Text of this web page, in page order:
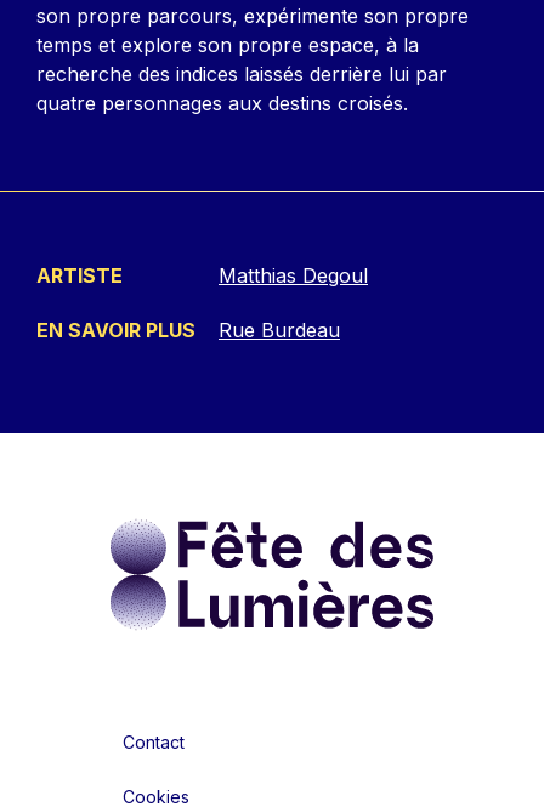
son propre parcours, expérimente son propre
temps et explore son propre espace, à la
recherche des indices laissés derrière lui par
quatre personnages aux destins croisés.
ARTISTE Matthias Degoul
EN SAVOIR PLUS Rue Burdeau
Contact
Cookies